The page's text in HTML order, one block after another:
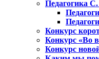
Педагогика
Конкурс
Конкурс «Во
Конкурс